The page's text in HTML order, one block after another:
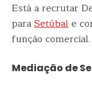
Está a recrutar
paraSetúbale
função comercial.
Mediação de